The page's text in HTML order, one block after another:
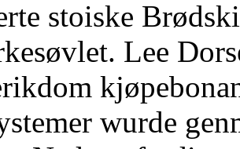
stoiske
Lee
wurde